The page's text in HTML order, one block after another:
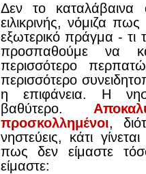
Δεν το καταλάβαινα
ειλικρινής, νόμιζα
εξωτερικό πράγμα -
προσπαθούμε να
περισσότερο
περισσότερο
η επιφάνεια. Η
βαθύτερο.
προσκολλημένοι,
νηστεύεις, κάτι
πως δεν είμαστε
είμαστε: